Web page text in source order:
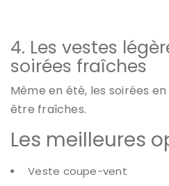
4. Les vestes
soirées fraîches
Même en été, les soirées
être fraîches.
Les meilleures
Veste coupe-vent